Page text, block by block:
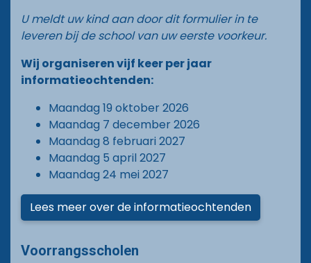
U meldt uw kind aan door dit formulier in te
leveren bij de school van uw eerste voorkeur.
Wij organiseren vijf keer per jaar
informatieochtenden:
Maandag 19 oktober 2026
Maandag 7 december 2026
Maandag 8 februari 2027
Maandag 5 april 2027
Maandag 24 mei 2027
Lees meer over de informatieochtenden
Voorrangsscholen